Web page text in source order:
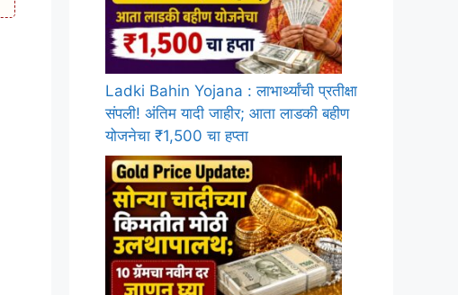
Ladki Bahin Yojana : लाभार्थ्यांची प्रतीक्षा
संपली! अंतिम यादी जाहीर; आता लाडकी बहीण
योजनेचा ₹1,500 चा हप्ता